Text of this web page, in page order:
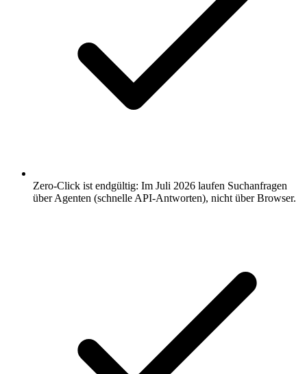
Zero-Click ist endgültig: Im Juli 2026 laufen Suchanfragen
über Agenten (schnelle API-Antworten), nicht über Browser.